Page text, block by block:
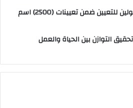
ضمن تعيينات (2500) اسم
التوازن بين الحياة والعمل